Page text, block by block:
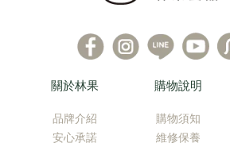
關於林果
品牌介紹
安心承諾
購物說明
購物須知
維修保養